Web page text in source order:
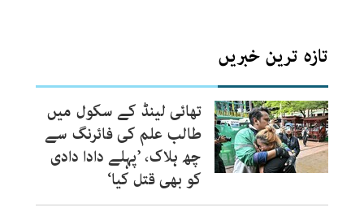
تازہ ترین خبریں
تھائی لینڈ کے سکول میں
طالب علم کی فائرنگ سے
چھ ہلاک، ’پہلے دادا دادی
کو بھی قتل کیا‘